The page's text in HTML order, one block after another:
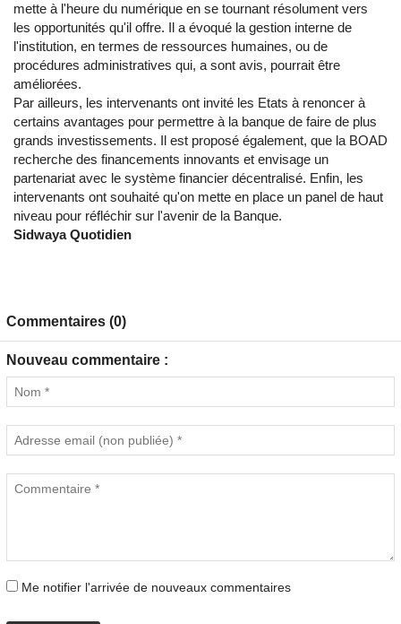
mette à l'heure du numérique en se tournant résolument vers
les opportunités qu'il offre. Il a évoqué la gestion interne de
l'institution, en termes de ressources humaines, ou de
procédures administratives qui, a sont avis, pourrait être
améliorées.
Par ailleurs, les intervenants ont invité les Etats à renoncer à
certains avantages pour permettre à la banque de faire de plus
grands investissements. Il est proposé également, que la BOAD
recherche des financements innovants et envisage un
partenariat avec le système financier décentralisé. Enfin, les
intervenants ont souhaité qu'on mette en place un panel de haut
niveau pour réfléchir sur l'avenir de la Banque.
Sidwaya Quotidien
Commentaires (0)
Nouveau commentaire :
Me notifier l'arrivée de nouveaux commentaires